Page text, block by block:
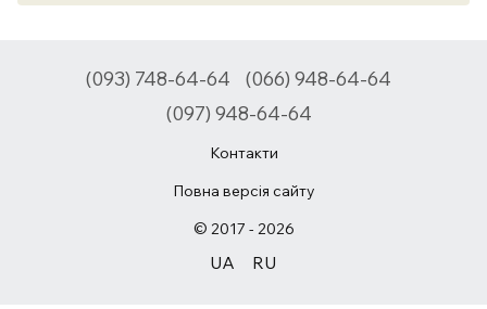
(093) 748-64-64
(066) 948-64-64
(097) 948-64-64
Контакти
Повна версія сайту
© 2017 - 2026
UA RU